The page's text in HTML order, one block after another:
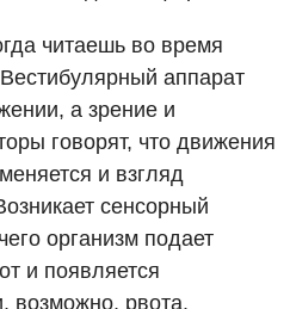
читаешь во время
аппарат
а зрение и
говорят, что движения
и взгляд
сенсорный
организм подает
и появляется
возможно, рвота.